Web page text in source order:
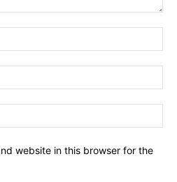
website in this browser for the